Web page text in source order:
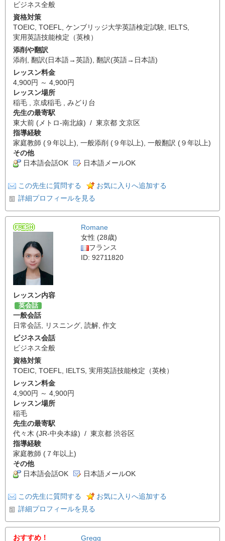
ビジネス全般
資格対策
TOEIC TOEFL ケンブリッジ大学英語検定試験 IELTS
実用英語技能検定（英検）
添削や翻訳
添削
翻訳(日本語→英語) 翻訳(英語→日本語)
レッスン料金
4,900円 ～ 4,900円
レッスン場所
稲毛 , 京成稲毛 , みどり台
先生の最寄駅
東大前 (メトロ-南北線) / 東京都 文京区
指導経験
家庭教師 (９年以上), 一般添削 (９年以上), 一般翻訳 (９年以上)
その他
日本語会話OK
日本語メールOK
この先生に質問する
お気に入りへ追加する
詳細プロフィールを見る
Romane
女性 (28歳)
フランス
ID: 92711820
レッスン内容
英会話
一般会話
日常会話
リスニング 読解 作文
ビジネス会話
ビジネス全般
資格対策
TOEIC TOEFL IELTS 実用英語技能検定（英検）
レッスン料金
4,900円 ～ 4,900円
レッスン場所
稲毛
先生の最寄駅
代々木 (JR-中央本線) / 東京都 渋谷区
指導経験
家庭教師 (７年以上)
その他
日本語会話OK
日本語メールOK
この先生に質問する
お気に入りへ追加する
詳細プロフィールを見る
おすすめ！ Gregg